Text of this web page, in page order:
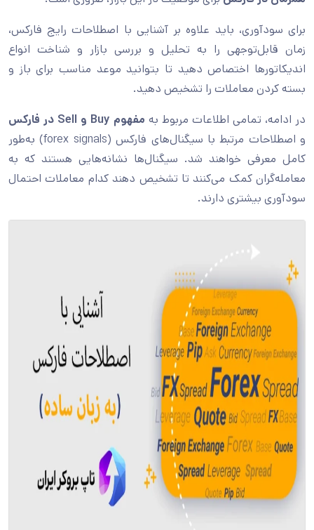
برای سودآوری، باید علاوه‌ بر آشنایی با اصطلاحات رایج فارکس،
زمان قابل‌توجهی را به تحلیل و بررسی بازار و شناخت انواع
اندیکاتورها اختصاص دهید تا بتوانید موعد مناسب برای باز و
بسته ‌کردن معاملات را تشخیص دهید.
در ادامه، تمامی اطلاعات مربوط به مفهوم Buy و Sell در فارکس
و اصطلاحات مرتبط با سیگنال‌های فارکس (forex signals) به‌طور
کامل معرفی خواهند شد. سیگنال‌ها نشانه‌هایی هستند که به
معامله‌گران کمک می‌کنند تا تشخیص دهند کدام معاملات احتمال
سودآوری بیشتری دارند.